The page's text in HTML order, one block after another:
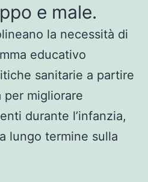
e male.
la necessità di
educativo
sanitarie a partire
per migliorare
durante l’infanzia,
lungo termine sulla